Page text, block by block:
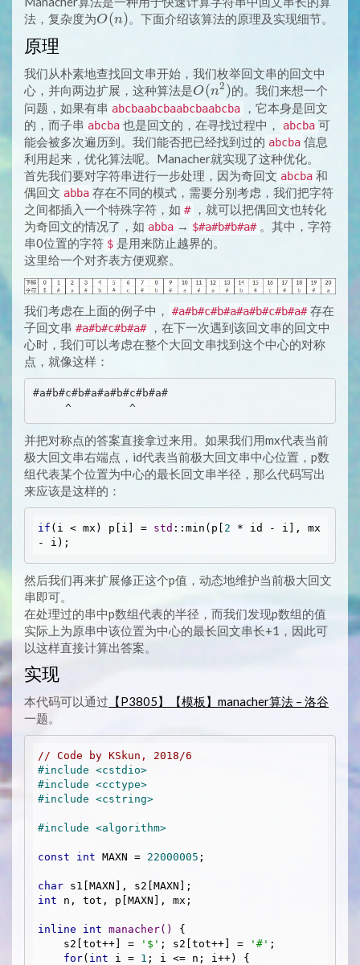
法，复杂度为O(n)
O(n)。下面介绍该算法的原理及实现细节。
原理
我们从朴素地查找回文串开始，我们枚举回文串的回文中
心，并向两边扩展，这种算法是O(n^2)
O(n2 )的。我们来想一个
问题，如果有串 abcbaabcbaabcbaabcba
，它本身是回文
的，而子串 abcba 也是回文的，在寻找过程中， abcba 可
能会被多次遍历到。我们能否把已经找到过的 abcba 信息
利用起来，优化算法呢。Manacher就实现了这种优化。
首先我们要对字符串进行一步处理，因为奇回文 abcba 和
偶回文 abba 存在不同的模式，需要分别考虑，我们把字符
之间都插入一个特殊字符，如 #
，就可以把偶回文也转化
为奇回文的情况了，如 abba → $#a#b#b#a# 。其中，字符
串0位置的字符 $ 是用来防止越界的。
这里给一个对齐表方便观察。
我们考虑在上面的例子中， #a#b#c#b#a#a#b#c#b#a# 存在
子回文串 #a#b#c#b#a#
，在下一次遇到该回文串的回文中
心时，我们可以考虑在整个大回文串找到这个中心的对称
点，就像这样：
#a#b#c#b#a#a#b#c#b#a#
并把对称点的答案直接拿过来用。如果我们用mx代表当前
极大回文串右端点，id代表当前极大回文串中心位置，p数
组代表某个位置为中心的最长回文串半径，那么代码写出
来应该是这样的：
if (i < mx) p[i] = std ::min(p[ 2 * id - i], mx
然后我们再来扩展修正这个p值，动态地维护当前极大回文
串即可。
在处理过的串中p数组代表的半径，而我们发现p数组的值
实际上为原串中该位置为中心的最长回文串长+1，因此可
以这样直接计算出答案。
实现
本代码可以通过 【P3805】【模板】manacher算法 – 洛谷
一题。
// Code by KSkun, 2018/6
#include <cstdio>
#include <cctype>
#include <cstring>
#include <algorithm>
const int MAXN = 22000005 ;
char
int n, tot, p[MAXN], mx;
inline int manacher()
{
    s2[tot++] =
'$' ; s2[tot++] = '#' ;
for( int i = 1 ; i <= n; i++) {